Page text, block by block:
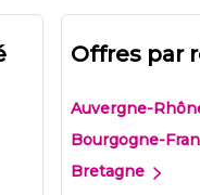
Offres par
Auvergne-
Bourgogne-
Bretagne